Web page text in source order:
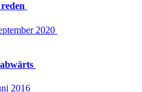
2020
2016